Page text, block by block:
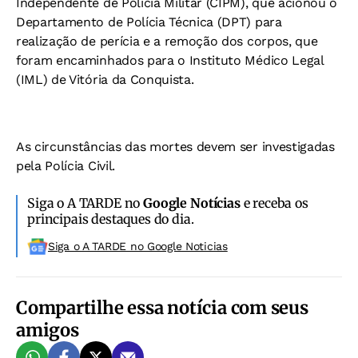
Departamento de Polícia Técnica (DPT) para
realização de perícia e a remoção dos corpos, que
foram encaminhados para o Instituto Médico Legal
(IML) de Vitória da Conquista.
As circunstâncias das mortes devem ser investigadas
pela Polícia Civil.
Siga o A TARDE noGoogle Notíciase receba os
principais destaques do dia.
Siga o A TARDE no Google Noticias
Compartilhe essa notícia com seus
amigos